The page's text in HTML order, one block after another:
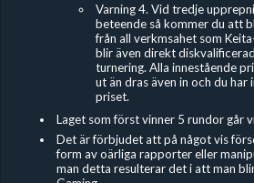
Varning 4. Vid tredje
beteende så kommer du att
från all verkmsahet som
blir även direkt
turnering. Alla innestående
ut än dras även in och du har
priset.
Laget som först vinner 5 rundor går
Det är förbjudet att på något vis
form av oärliga rapporter eller
man detta resulterar det i att man